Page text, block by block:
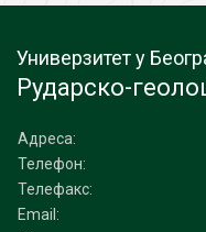
Универзитет у
Рударско-
Адреса:
Телефон:
Телефакс:
Email: